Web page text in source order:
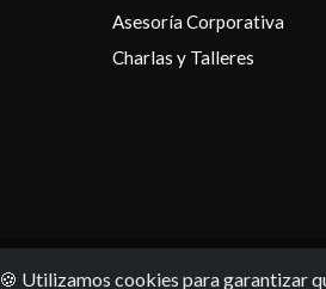
Asesoría Corporativa
Charlas y Talleres
🍪 Utilizamos cookies para garantizar